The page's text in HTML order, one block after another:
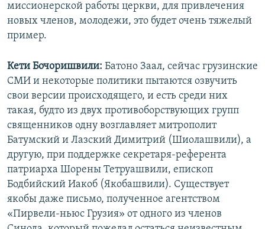
миссионерской работы церкви, для привлечения
новых членов, молодежи, это будет очень тяжелый
пример.
Кети Бочоришвили: Батоно Заал, сейчас грузинские
СМИ и некоторые политики пытаются озвучить
свои версии происходящего, и есть среди них
такая, будто из двух противоборствующих групп
священников одну возглавляет митрополит
Батумский и Лазский Димитрий (Шиолашвили), а
другую, при поддержке секретаря-референта
патриарха Шорены Тетруашвили, епископ
Бодбийский Иакоб (Якобашвили). Существует
якобы даже письмо, полученное агентством
«Пирвели-ньюс Грузия» от одного из членов